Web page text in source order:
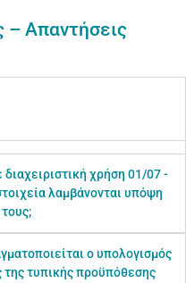
– Απαντήσεις
διαχειριστική χρήση 01/07 -
λαμβάνονται υπόψη
ο υπολογισμός
τυπικής προϋπόθεσης